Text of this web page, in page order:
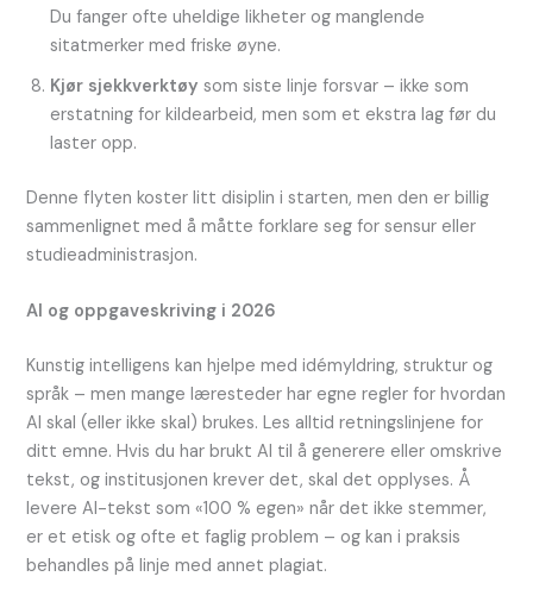
Du fanger ofte uheldige likheter og manglende
sitatmerker med friske øyne.
Kjør sjekkverktøy som siste linje forsvar – ikke som
erstatning for kildearbeid, men som et ekstra lag før du
laster opp.
Denne flyten koster litt disiplin i starten, men den er billig
sammenlignet med å måtte forklare seg for sensur eller
studieadministrasjon.
AI og oppgaveskriving i 2026
Kunstig intelligens kan hjelpe med idémyldring, struktur og
språk – men mange læresteder har egne regler for hvordan
AI skal (eller ikke skal) brukes. Les alltid retningslinjene for
ditt emne. Hvis du har brukt AI til å generere eller omskrive
tekst, og institusjonen krever det, skal det opplyses. Å
levere AI-tekst som «100 % egen» når det ikke stemmer,
er et etisk og ofte et faglig problem – og kan i praksis
behandles på linje med annet plagiat.